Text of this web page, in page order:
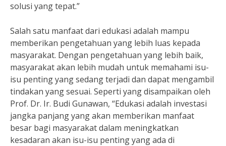
solusi yang tepat.”
Salah satu manfaat dari edukasi adalah mampu
memberikan pengetahuan yang lebih luas kepada
masyarakat. Dengan pengetahuan yang lebih baik,
masyarakat akan lebih mudah untuk memahami isu-
isu penting yang sedang terjadi dan dapat mengambil
tindakan yang sesuai. Seperti yang disampaikan oleh
Prof. Dr. Ir. Budi Gunawan, “Edukasi adalah investasi
jangka panjang yang akan memberikan manfaat
besar bagi masyarakat dalam meningkatkan
kesadaran akan isu-isu penting yang ada di